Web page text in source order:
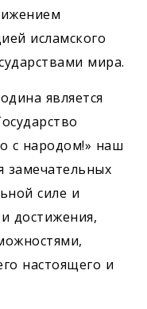
исламского
мира.
является
с народом!» наш
замечательных
силе и
достижения,
настоящего и